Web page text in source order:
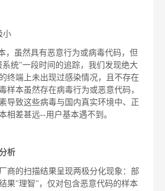
小
，虽然具有恶意行为或病毒代码，但
统"一段时间的追踪，我们发现绝大
终端上未出现过感染情况，且不存在
样本虽然存在病毒行为或恶意代码，
导致这些病毒与国内真实环境中、正
相差甚远--用户基本遇不到。
析
商的扫描结果呈现两极分化现象：部
果"理智"，仅对包含恶意代码的样本